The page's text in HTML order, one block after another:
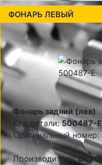
ФОНАРЬ ЛЕВЫЙ
Фонарь задний (лев)
Код детали:500487-E
Оригинальный номер:
Производитель:DEPO